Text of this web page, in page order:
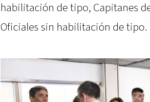
habilitación de tipo, Capitanes
Oficiales sin habilitación de tipo.